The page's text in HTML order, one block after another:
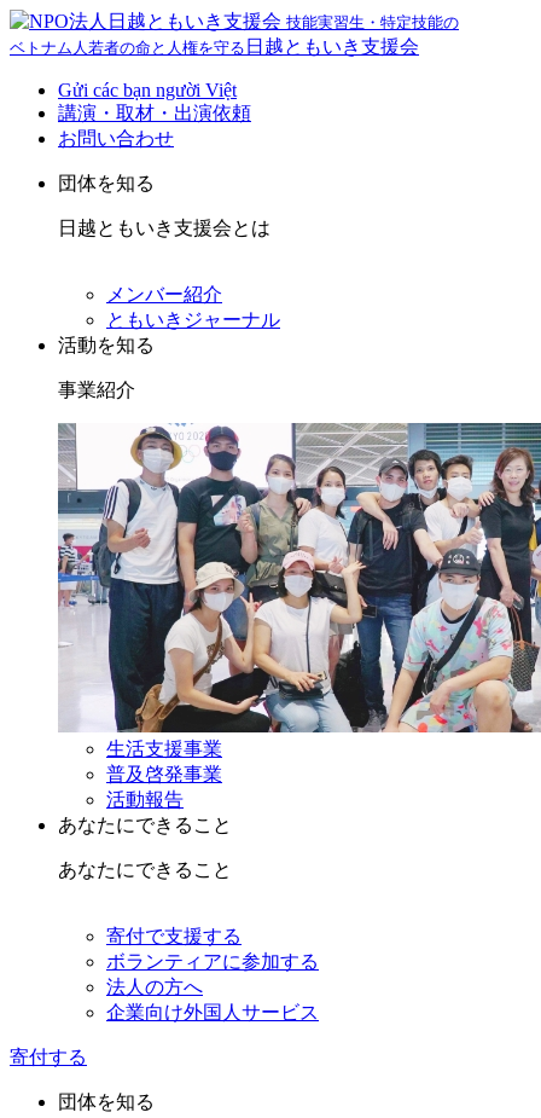
技能実習生・特定技能の
ベトナム人若者の命と人権を守る 日越ともいき支援会
Gửi các bạn người Việt
講演・取材・出演依頼
お問い合わせ
団体を知る
日越ともいき支援会とは
メンバー紹介
ともいきジャーナル
活動を知る
事業紹介
生活支援事業
普及啓発事業
活動報告
あなたにできること
あなたにできること
寄付で支援する
ボランティアに参加する
法人の方へ
企業向け外国人サービス
寄付する
団体を知る